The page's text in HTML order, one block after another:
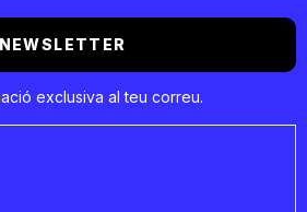
NEWSLETTER
exclusiva al teu correu.